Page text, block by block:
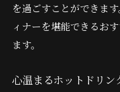
を過ごすことができま
ィナーを堪能できるお
ます。
心温まるホットドリン